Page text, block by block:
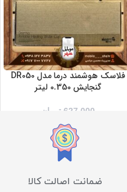
فلاسک هوشمند درما مدل DR050
گنجایش 0.350 لیتر
627,000 تومان
ضمانت اصالت کالا